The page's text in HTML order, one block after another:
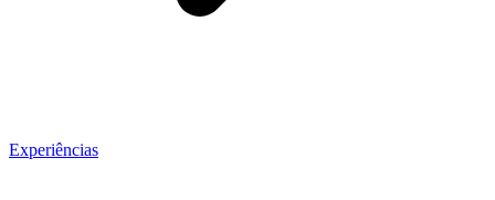
Experiências